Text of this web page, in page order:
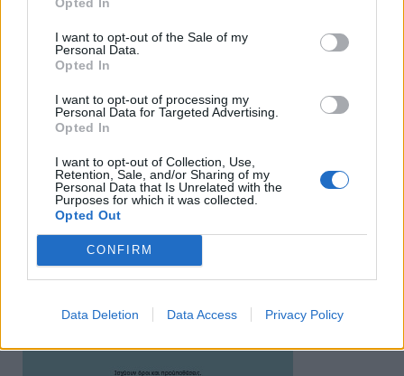
I want to opt-out of the Sale of my
Personal Data.
Opted In
I want to opt-out of processing my
Personal Data for Targeted Advertising.
Opted In
I want to opt-out of Collection, Use,
Retention, Sale, and/or Sharing of my
Personal Data that Is Unrelated with the
Purposes for which it was collected.
Opted Out
CONFIRM
Data Deletion Data Access Privacy Policy